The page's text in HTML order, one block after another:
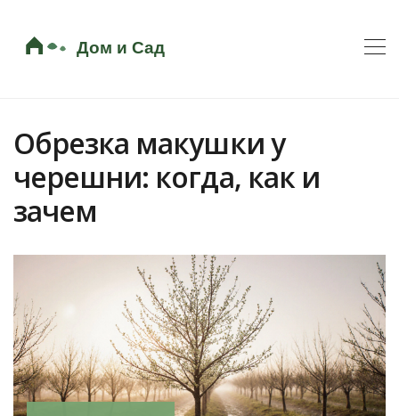
Обрезка макушки у
черешни: когда, как и
зачем